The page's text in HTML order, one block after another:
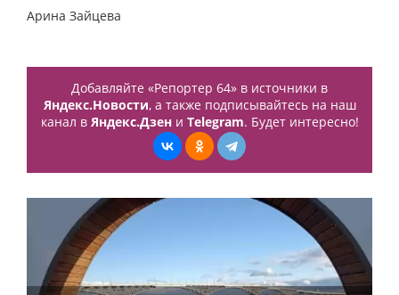
Арина Зайцева
Добавляйте «Репортер 64» в источники в
Яндекс.Новости, а также подписывайтесь на наш
канал в Яндекс.Дзени Telegram. Будет интересно!